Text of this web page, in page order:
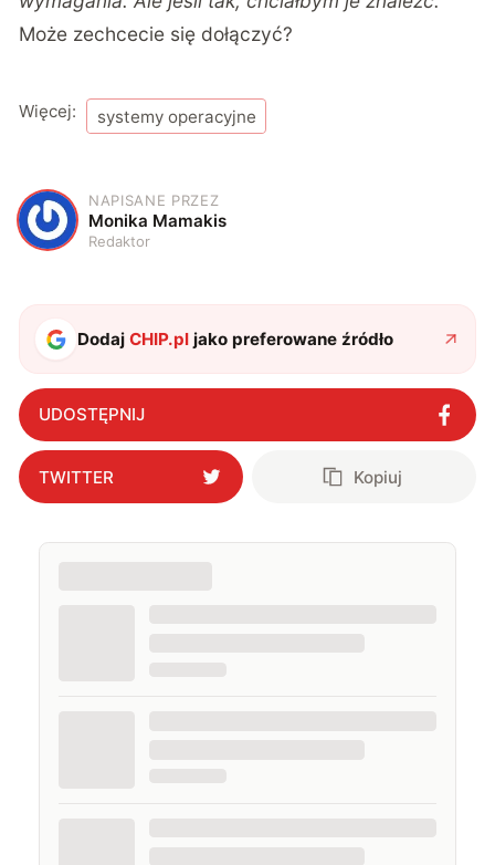
Może zechcecie się dołączyć?
Więcej: systemy operacyjne
M
NAPISANE PRZEZ
Monika Mamakis
Redaktor
DodajCHIP.pl jako preferowane źródło
UDOSTĘPNIJ
TWITTER Kopiuj